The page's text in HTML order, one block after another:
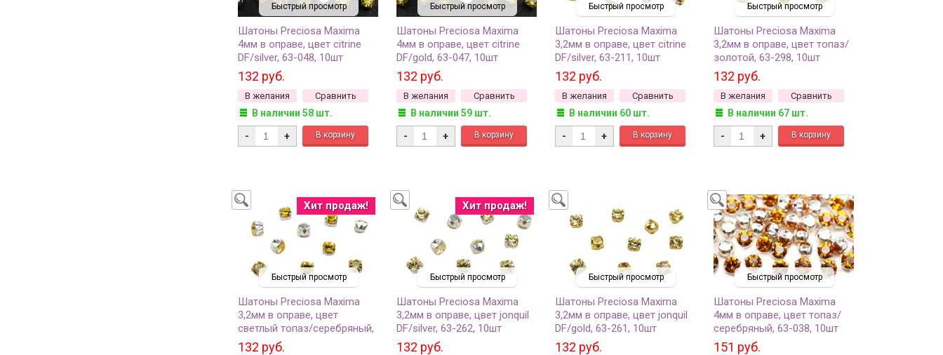
Быстрый просмотр
Шатоны Preciosa Maxima
4мм в оправе, цвет citrine
DF/silver, 63-048, 10шт
132 руб.
В желания Сравнить
В наличии 58 шт.
- +
Быстрый просмотр
Шатоны Preciosa Maxima
4мм в оправе, цвет citrine
DF/gold, 63-047, 10шт
132 руб.
В желания Сравнить
В наличии 59 шт.
- +
Быстрый просмотр
Шатоны Preciosa Maxima
3,2мм в оправе, цвет citrine
DF/silver, 63-211, 10шт
132 руб.
В желания Сравнить
В наличии 60 шт.
- +
Быстрый просмотр
Шатоны Preciosa Maxima
3,2мм в оправе, цвет топаз/
золотой, 63-298, 10шт
132 руб.
В желания Сравнить
В наличии 67 шт.
- +
Быстрый просмотр
Хит продаж!
Шатоны Preciosa Maxima
3,2мм в оправе, цвет
светлый топаз/серебряный,
63-274, 10шт
132 руб.
Быстрый просмотр
Хит продаж!
Шатоны Preciosa Maxima
3,2мм в оправе, цвет jonquil
DF/silver, 63-262, 10шт
132 руб.
Быстрый просмотр
Шатоны Preciosa Maxima
3,2мм в оправе, цвет jonquil
DF/gold, 63-261, 10шт
132 руб.
Быстрый просмотр
Шатоны Preciosa Maxima
4мм в оправе, цвет топаз/
серебряный, 63-038, 10шт
151 руб.